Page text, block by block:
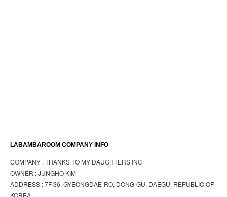
LABAMBAROOM COMPANY INFO
COMPANY : THANKS TO MY DAUGHTERS INC
OWNER : JUNGHO KIM
ADDRESS : 7F 36, GYEONGDAE-RO, DONG-GU, DAEGU, REPUBLIC OF
KOREA